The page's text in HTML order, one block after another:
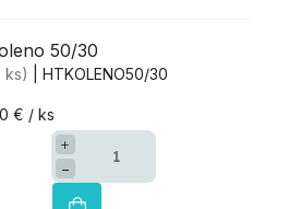
50/30
ks) | HTKOLENO50/30
€ / ks
+
−